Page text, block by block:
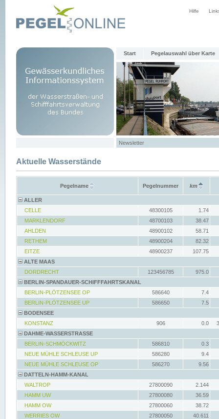
Hilfe
Start Pegelauswahl über Karte
Newsletter
Aktuelle Wasserstände
Pegelname Pegelnummer km
ALLER
CELLE
48300105
1.74
MARKLENDORF
48700103
38.47
AHLDEN
48900102
58.71
RETHEM
48900204
82.32
EITZE
48900237
107.75
ALTE MAAS
DORDRECHT
123456785
975.0
BERLIN-SPANDAUER-SCHIFFFAHRTSKANAL
BERLIN-PLÖTZENSEE OP
586640
7.4
BERLIN-PLÖTZENSEE UP
586650
7.5
BODENSEE
KONSTANZ
906 0.0
DAHME-WASSERSTRASSE
BERLIN-SCHMÖCKWITZ
586810
0.3
NEUE MÜHLE SCHLEUSE UP
586280
9.4
NEUE MÜHLE SCHLEUSE OP
586270
9.56
DATTELN-HAMM-KANAL
WALTROP
27800090
2.144
HAMM UW
27800080
36.59
HAMM OW
27800060
38.72
WERRIES OW
27800050
40.611